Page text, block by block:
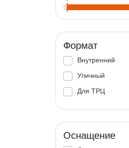
Формат
Внутренний
Уличный
Для ТРЦ
Оснащение